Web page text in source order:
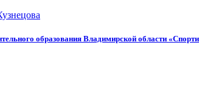
образования Владимирской области